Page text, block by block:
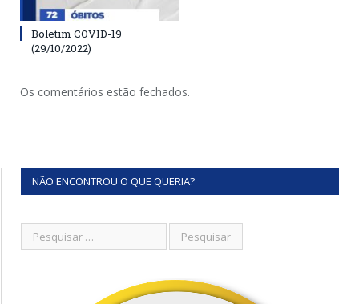
Boletim COVID-19
(29/10/2022)
Os comentários estão fechados.
NÃO ENCONTROU O QUE QUERIA?